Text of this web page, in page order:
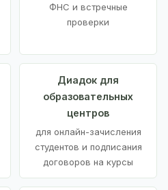
ФНС и встречные
проверки
Диадок для
образовательных
центров
для онлайн-зачисления
студентов и подписания
договоров на курсы